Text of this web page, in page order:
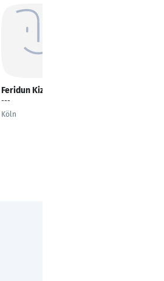
Feridun Kizilkaya
---
Köln